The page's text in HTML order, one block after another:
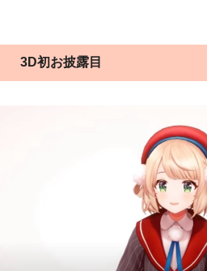
3D初お披露目